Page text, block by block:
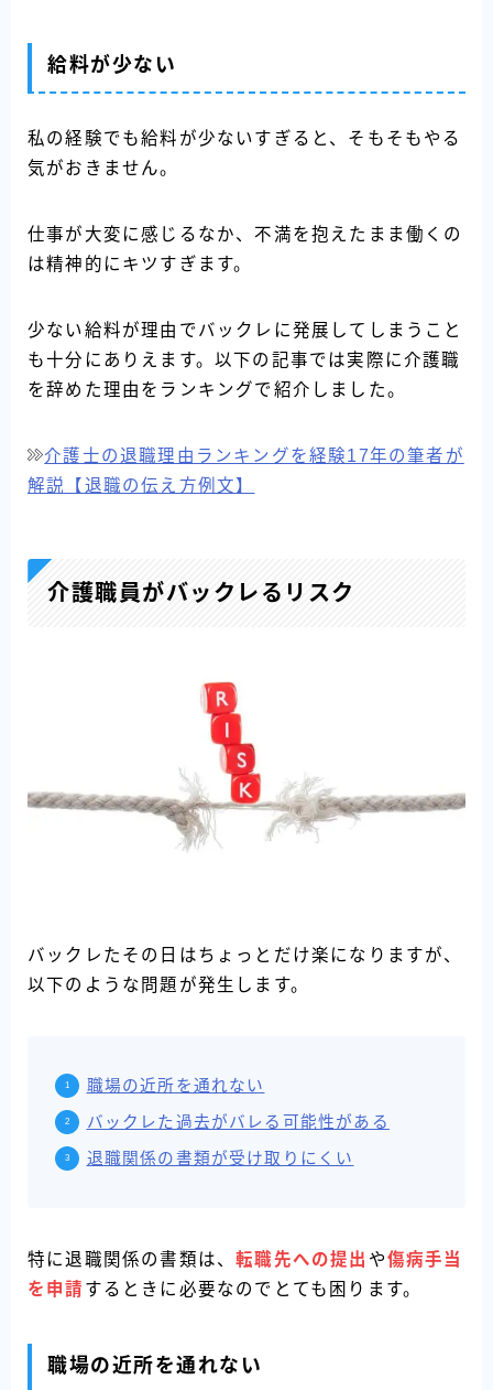
給料が少ない
私の経験でも給料が少ないすぎると、そもそもやる
気がおきません。
仕事が大変に感じるなか、不満を抱えたまま働くの
は精神的にキツすぎます。
少ない給料が理由でバックレに発展してしまうこと
も十分にありえます。以下の記事では実際に介護職
を辞めた理由をランキングで紹介しました。
介護士の退職理由ランキングを経験17年の筆者が
解説【退職の伝え方例文】
介護職員がバックレるリスク
バックレたその日はちょっとだけ楽になりますが、
以下のような問題が発生します。
職場の近所を通れない
バックレた過去がバレる可能性がある
退職関係の書類が受け取りにくい
特に退職関係の書類は、転職先への提出 や傷病手当
を申請 するときに必要なのでとても困ります。
職場の近所を通れない